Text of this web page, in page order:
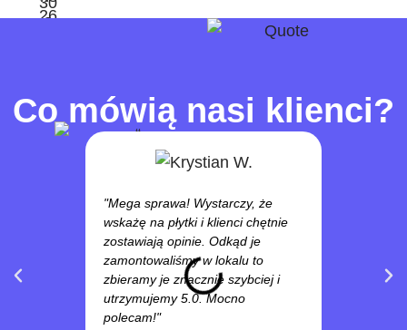
Co mówią nasi klienci?
"Mega sprawa! Wystarczy, że
wskażę na płytki i klienci chętnie
zostawiają opinie. Odkąd je
zamontowaliśmy w lokalu to
zbieramy je znacznie szybciej i
utrzymujemy 5.0. Mocno
polecam!"
dobry
opiniami